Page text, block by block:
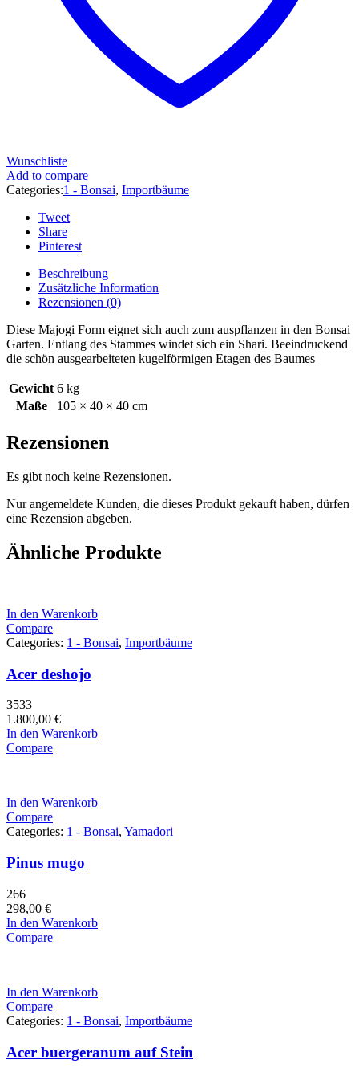
Wunschliste
Add to compare
Categories:1 - Bonsai, Importbäume
Tweet
Share
Pinterest
Beschreibung
Zusätzliche Information
Rezensionen (0)
Diese Majogi Form eignet sich auch zum auspflanzen in den Bonsai
Garten. Entlang des Stammes windet sich ein Shari. Beeindruckend
die schön ausgearbeiteten kugelförmigen Etagen des Baumes
Gewicht 6 kg
Maße
105 × 40 × 40 cm
Rezensionen
Es gibt noch keine Rezensionen.
Nur angemeldete Kunden, die dieses Produkt gekauft haben, dürfen
eine Rezension abgeben.
Ähnliche Produkte
In den Warenkorb
Compare
Categories: 1 - Bonsai, Importbäume
Acer deshojo
3533
1.800,00 €
In den Warenkorb
Compare
In den Warenkorb
Compare
Categories: 1 - Bonsai, Yamadori
Pinus mugo
266
298,00 €
In den Warenkorb
Compare
In den Warenkorb
Compare
Categories: 1 - Bonsai, Importbäume
Acer buergeranum auf Stein